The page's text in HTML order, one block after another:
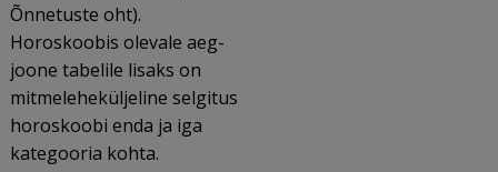
Õnnetuste oht).
Horoskoobis olevale aeg-
joone tabelile lisaks on
mitmeleheküljeline selgitus
horoskoobi enda ja iga
kategooria kohta.